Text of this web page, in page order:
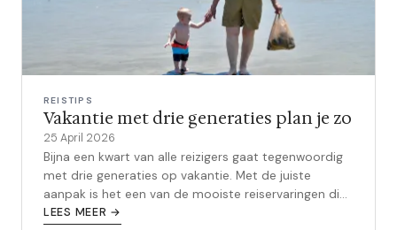
REISTIPS
Vakantie met drie generaties plan je zo
25 April 2026
Bijna een kwart van alle reizigers gaat tegenwoordig
met drie generaties op vakantie. Met de juiste
aanpak is het een van de mooiste reiservaringen die
je kunt hebben.
LEES MEER →